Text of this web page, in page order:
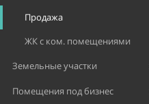
Продажа
ЖК с ком. помещениями
Земельные участки
Помещения под бизнес